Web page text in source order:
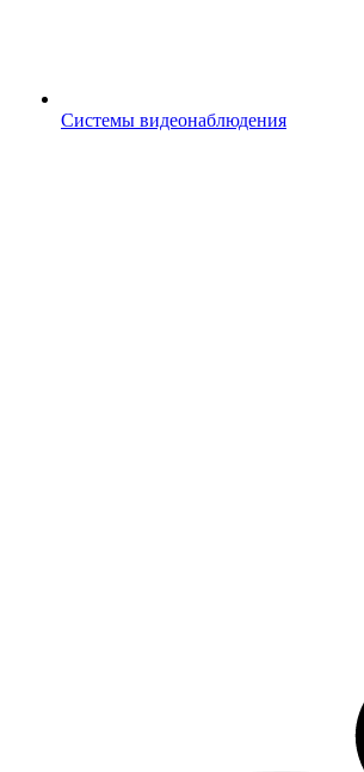
Системы видеонаблюдения